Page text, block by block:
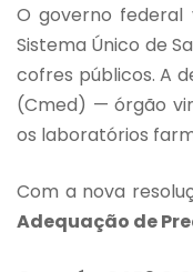
O governo
Sistema Único de
cofres públicos. A
(Cmed) — órgão
os laboratórios
Com a nova
Adequação de